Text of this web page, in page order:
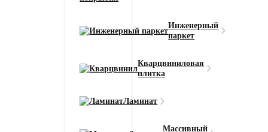
Инженерный
паркет
Кварцвиниловая
плитка
Ламинат
Массивный
(Скорпиус) 72
Класс износостойкости